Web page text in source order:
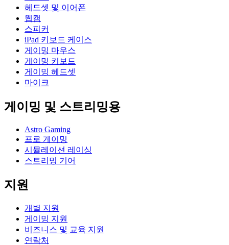
헤드셋 및 이어폰
웹캠
스피커
iPad 키보드 케이스
게이밍 마우스
게이밍 키보드
게이밍 헤드셋
마이크
게이밍 및 스트리밍용
Astro Gaming
프로 게이밍
시뮬레이션 레이싱
스트리밍 기어
지원
개별 지원
게이밍 지원
비즈니스 및 교육 지원
연락처